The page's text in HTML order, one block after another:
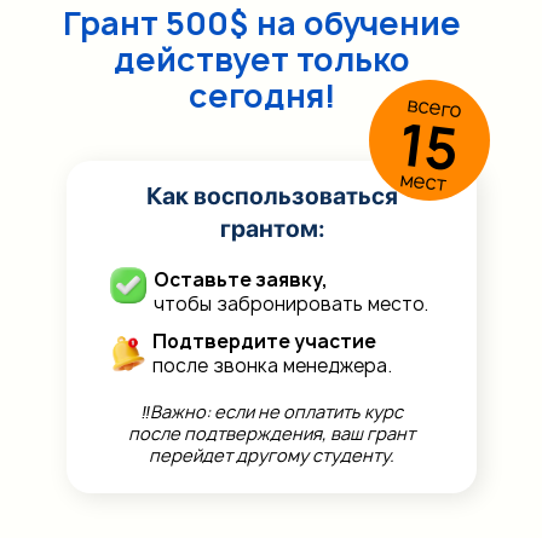
Грант 500$ на обучение
действует только
сегодня!
Как воспользоваться
грантом:
‼️Важно: если не оплатить курс
после подтверждения, ваш грант
перейдет другому студенту.
Подтвердите участие
после звонка менеджера.
Оставьте заявку,
чтобы забронировать место.
15
всего
мест